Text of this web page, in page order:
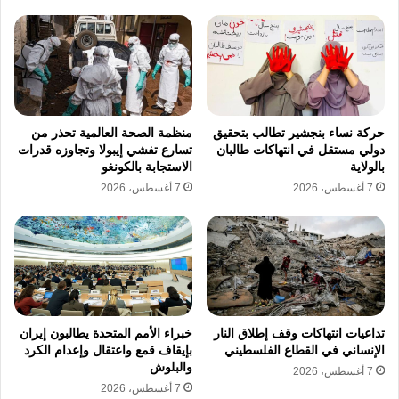
من الأسرار التاريخية التي يحملها القصر، أن
الموسيقار العالمي “فيردي” عندما أنجز رائعته
“أوبرا عايدة” خصيصاً لاحتفالات القناة، عُزفت
مقطوعاتها لأول مرة داخل حديقة قصر الجزيرة،
ليمتزج سحر الموسيقى الإيطالية بعبق العمارة
الشرقية الحديثة التي وصفها فرانز بك بأنها “أجمل
أجنحة الإمبراطورة واللوحات الأسطورية
أعد الخديوي داخل القصر حجرتي نوم للإمبراطورة
أوجيني؛ الأولى نسخة طبق الأصل من غرفتها
بباريس، والثانية بلمسة “أرابيسك” إسلامية نُقشت
عليها أبيات من الشعر ترحيباً بها. ويحتوي البهو
حركة نساء بنجشير تطالب بتحقيق
دولي مستقل في انتهاكات طالبان
بالولاية
7 أغسطس، 2026
منظمة الصحة العالمية تحذر من
تسارع تفشي إيبولا وتجاوزه قدرات
الاستجابة بالكونغو
7 أغسطس، 2026
تداعيات انتهاكات وقف إطلاق النار
الإنساني في القطاع الفلسطيني
7 أغسطس، 2026
خبراء الأمم المتحدة يطالبون إيران
بإيقاف قمع واعتقال وإعدام الكرد
والبلوش
7 أغسطس، 2026